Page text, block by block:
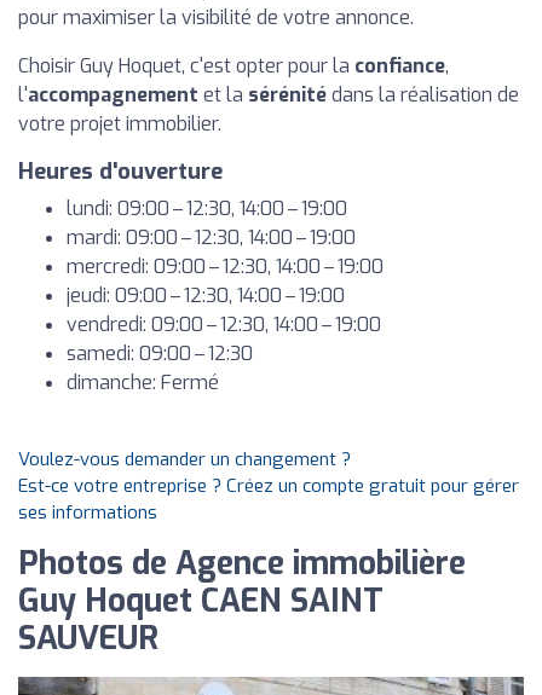
pour maximiser la visibilité de votre annonce.
Choisir Guy Hoquet, c'est opter pour la confiance,
l'accompagnement et la sérénitédans la réalisation de
votre projet immobilier.
Heures d'ouverture
lundi: 09:00 – 12:30, 14:00 – 19:00
mardi: 09:00 – 12:30, 14:00 – 19:00
mercredi: 09:00 – 12:30, 14:00 – 19:00
jeudi: 09:00 – 12:30, 14:00 – 19:00
vendredi: 09:00 – 12:30, 14:00 – 19:00
samedi: 09:00 – 12:30
dimanche: Fermé
Voulez-vous demander un changement ?
Est-ce votre entreprise ? Créez un compte gratuit pour gérer
ses informations
Photos de Agence immobilière
Guy Hoquet CAEN SAINT
SAUVEUR